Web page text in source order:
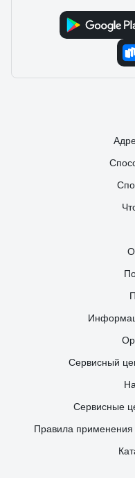
О
Сервисный
Сервисные
Правила применения